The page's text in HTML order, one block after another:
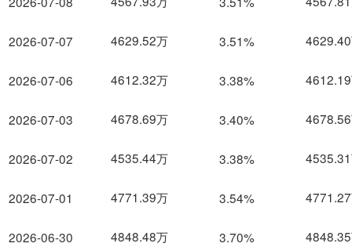
2026-07-07
2026-07-06
2026-07-03
2026-07-02
2026-07-01
2026-06-30
4629.52万 3.51%
4612.32万 3.38%
4678.69万 3.40%
4535.44万 3.38%
4771.39万 3.54%
4848.48万 3.70%